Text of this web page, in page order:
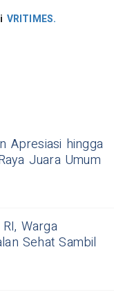
VRITIMES.
Apresiasi hingga
Juara Umum
Warga
Sehat Sambil